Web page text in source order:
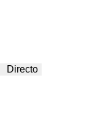
Directo